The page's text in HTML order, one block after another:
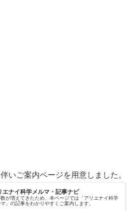
いご案内ページを用意しました。
エナイ科学メルマ・記事ナビ
が増えてきたため、本ページでは「アリエナイ科学
マ」の記事をわかりやすくご案内します。